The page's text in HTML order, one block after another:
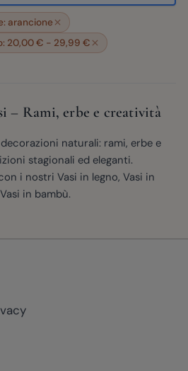
arancione
20,00 € - 29,99 €
– Rami, erbe e creatività
naturali: rami, erbe e
stagionali ed eleganti.
i nostri Vasi in legno, Vasi in
Vasi in bambù.